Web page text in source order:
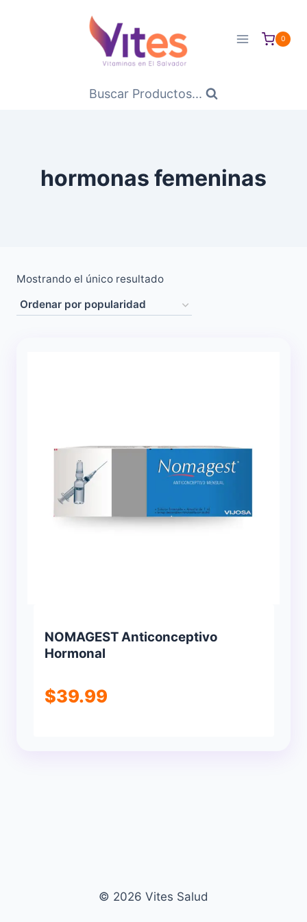
0
Buscar Productos...
hormonas femeninas
Mostrando el único resultado
NOMAGEST Anticonceptivo
Hormonal
$39.99
© 2026 Vites Salud